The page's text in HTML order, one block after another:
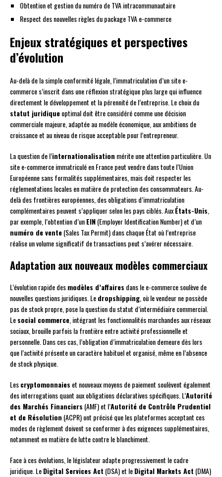
Obtention et gestion du numéro de TVA intracommunautaire
Respect des nouvelles règles du package TVA e-commerce
Enjeux stratégiques et perspectives
d’évolution
Au-delà de la simple conformité légale, l’immatriculation d’un site e-
commerce s’inscrit dans une réflexion stratégique plus large qui influence
directement le développement et la pérennité de l’entreprise. Le choix du
statut juridiqueoptimal doit être considéré comme une décision
commerciale majeure, adaptée au modèle économique, aux ambitions de
croissance et au niveau de risque acceptable pour l’entrepreneur.
La question de l’internationalisation mérite une attention particulière. Un
site e-commerce immatriculé en France peut vendre dans toute l’Union
Européenne sans formalités supplémentaires, mais doit respecter les
réglementations locales en matière de protection des consommateurs. Au-
delà des frontières européennes, des obligations d’immatriculation
complémentaires peuvent s’appliquer selon les pays ciblés. AuxÉtats-Unis,
par exemple, l’obtention d’unEIN(Employer Identification Number) et d’un
numéro de vente(Sales Tax Permit) dans chaque État où l’entreprise
réalise un volume significatif de transactions peut s’avérer nécessaire.
Adaptation aux nouveaux modèles commerciaux
L’évolution rapide desmodèles d’affaires dans le e-commerce soulève de
nouvelles questions juridiques. Ledropshipping, où le vendeur ne possède
pas de stock propre, pose la question du statut d’intermédiaire commercial.
Lesocial commerce, intégrant les fonctionnalités marchandes aux réseaux
sociaux, brouille parfois la frontière entre activité professionnelle et
personnelle. Dans ces cas, l’obligation d’immatriculation demeure dès lors
que l’activité présente un caractère habituel et organisé, même en l’absence
de stock physique.
Lescryptomonnaies et nouveaux moyens de paiement soulèvent également
des interrogations quant aux obligations déclaratives spécifiques. L’Autorité
des Marchés Financiers (AMF) et l’Autorité de Contrôle Prudentiel
et de Résolution (ACPR) ont précisé que les plateformes acceptant ces
modes de règlement doivent se conformer à des exigences supplémentaires,
notamment en matière de lutte contre le blanchiment.
Face à ces évolutions, le législateur adapte progressivement le cadre
juridique. LeDigital Services Act (DSA) et leDigital Markets Act (DMA)